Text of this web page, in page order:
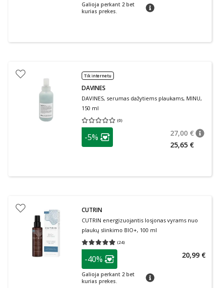
Galioja perkant 2 bet
kurias prekes.
patarimas
Tik internetu
DAVINES
DAVINES, serumas dažytiems plaukams, MINU,
150 ml
(0)
Vidutinis įvertinimas 0.00
patarimas
Lojalumo klubo narių nuolaida
-5% 27,00 €
25,65 €
CUTRIN
CUTRIN energizuojantis losjonas vyrams nuo
plaukų slinkimo BIO+, 100 ml
(24)
Vidutinis įvertinimas 4.96
patarimas
Lojalumo klubo narių nuolaida
-40%
Galioja perkant 2 bet
kurias prekes.
patarimas
20,99 €